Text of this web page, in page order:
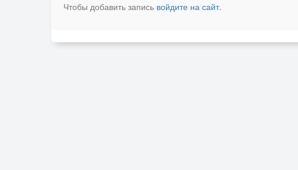
Чтобы добавить запись войдите на сайт.